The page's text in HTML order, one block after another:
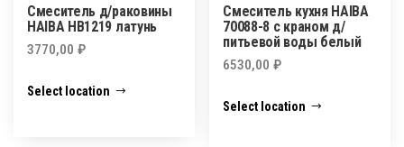
Смеситель д/раковины
HAIBA HB1219 латунь
3770,00 ₽
Select location
Смеситель кухня HAIBA
70088-8 с краном д/
питьевой воды белый
6530,00₽
Select location